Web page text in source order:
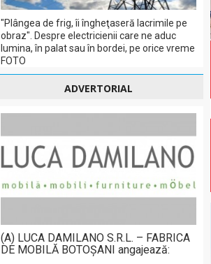
"Plângea de frig, îi îngheţaseră lacrimile pe
obraz". Despre electricienii care ne aduc
lumina, în palat sau în bordei, pe orice vreme
FOTO
ADVERTORIAL
(A) LUCA DAMILANO S.R.L. – FABRICA
DE MOBILĂ BOTOȘANI angajează: